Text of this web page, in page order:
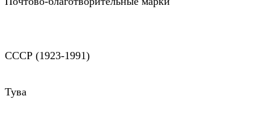
СССР (1923-1991)
Тува